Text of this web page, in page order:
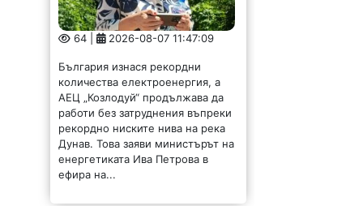
64 | 2026-08-07 11:47:09
България изнася рекордни
количества електроенергия, а
АЕЦ „Козлодуй“ продължава да
работи без затруднения въпреки
рекордно ниските нива на река
Дунав. Това заяви министърът на
енергетиката Ива Петрова в
ефира на...